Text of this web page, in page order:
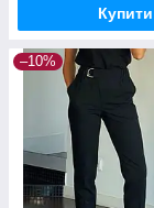
Купити
–10%